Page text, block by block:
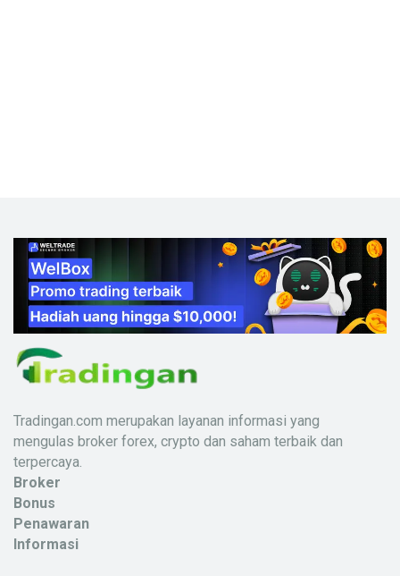
Tradingan.com merupakan layanan informasi yang
mengulas broker forex, crypto dan saham terbaik dan
terpercaya.
Broker
Bonus
Penawaran
Informasi